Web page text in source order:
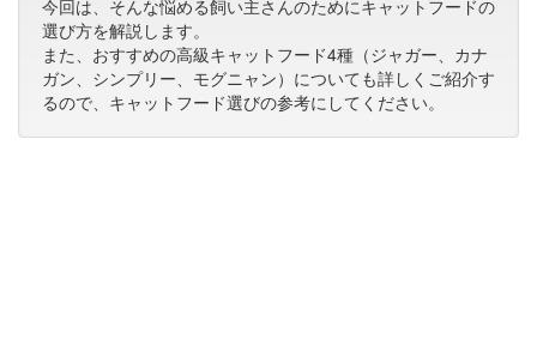
今回は、そんな悩める飼い主さんのためにキャットフードの
選び方を解説します。
また、おすすめの高級キャットフード4種（ジャガー、カナ
ガン、シンプリー、モグニャン）についても詳しくご紹介す
るので、キャットフード選びの参考にしてください。